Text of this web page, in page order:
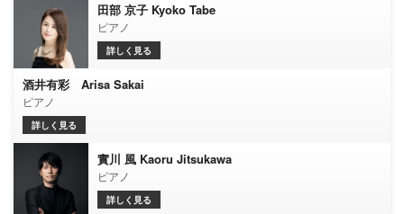
田部 京子 Kyoko Tabe
ピアノ
詳しく見る
酒井有彩 Arisa Sakai
ピアノ
詳しく見る
實川 風 Kaoru Jitsukawa
ピアノ
詳しく見る